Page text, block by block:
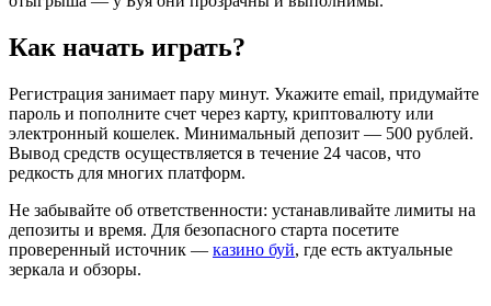
Как начать играть?
Регистрация занимает пару минут. Укажите email, придумайте
пароль и пополните счет через карту, криптовалюту или
электронный кошелек. Минимальный депозит — 500 рублей.
Вывод средств осуществляется в течение 24 часов, что
редкость для многих платформ.
Не забывайте об ответственности: устанавливайте лимиты на
депозиты и время. Для безопасного старта посетите
проверенный источник — казино буй, где есть актуальные
зеркала и обзоры.